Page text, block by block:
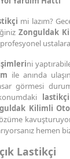
mi lazım?
Zonguldak
ustalara
ni
ile anında
görmesi
lastikçi
Kilimli
hemen
Lastikçi